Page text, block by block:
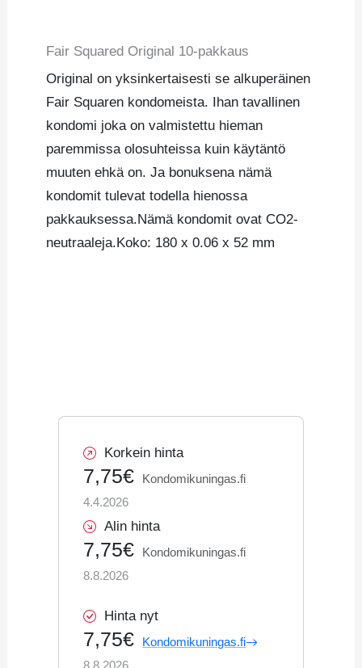
Fair Squared Original 10-pakkaus
Original on yksinkertaisesti se alkuperäinen
Fair Squaren kondomeista. Ihan tavallinen
kondomi joka on valmistettu hieman
paremmissa olosuhteissa kuin käytäntö
muuten ehkä on. Ja bonuksena nämä
kondomit tulevat todella hienossa
pakkauksessa.Nämä kondomit ovat CO2-
neutraaleja.Koko: 180 x 0.06 x 52 mm
Korkein hinta
7,75€
Kondomikuningas.fi
4.4.2026
Alin hinta
7,75€
Kondomikuningas.fi
8.8.2026
Hinta nyt
7,75€
Kondomikuningas.fi
8.8.2026